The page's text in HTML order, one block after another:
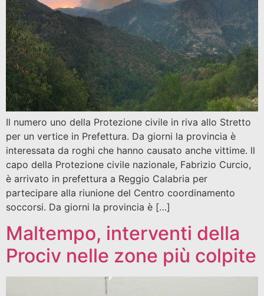
Il numero uno della Protezione civile in riva allo Stretto
per un vertice in Prefettura. Da giorni la provincia è
interessata da roghi che hanno causato anche vittime. ll
capo della Protezione civile nazionale, Fabrizio Curcio,
è arrivato in prefettura a Reggio Calabria per
partecipare alla riunione del Centro coordinamento
soccorsi. Da giorni la provincia è […]
Maltempo, interventi della
Prociv nelle zone più colpite